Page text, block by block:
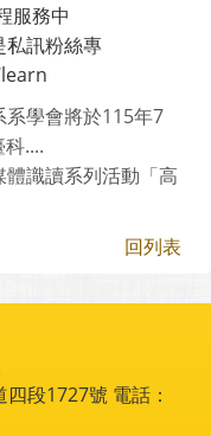
服務中
訊粉絲專
學會將於115年7
....
識讀系列活動「高
回列表
段1727號 電話：